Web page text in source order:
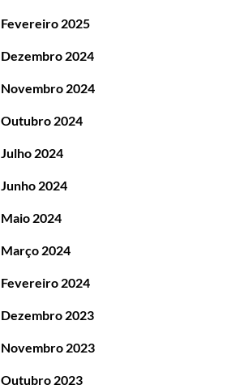
Fevereiro 2025
Dezembro 2024
Novembro 2024
Outubro 2024
Julho 2024
Junho 2024
Maio 2024
Março 2024
Fevereiro 2024
Dezembro 2023
Novembro 2023
Outubro 2023